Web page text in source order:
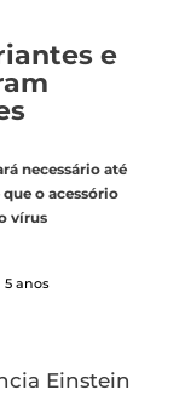
e
necessário até
o acessório
vírus
5 anos
Einstein